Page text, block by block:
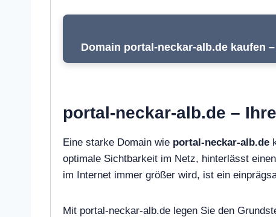
Domain portal-neckar-alb.de kaufen
portal-neckar-alb.de –
Eine starke Domain wie portal-neckar-alb.de
optimale Sichtbarkeit im Netz, hinterlässt
im Internet immer größer wird, ist ein
Mit portal-neckar-alb.de legen Sie den